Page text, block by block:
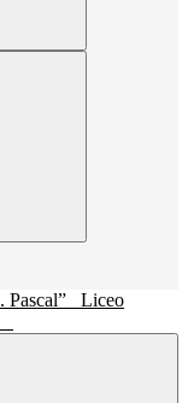
Liceo